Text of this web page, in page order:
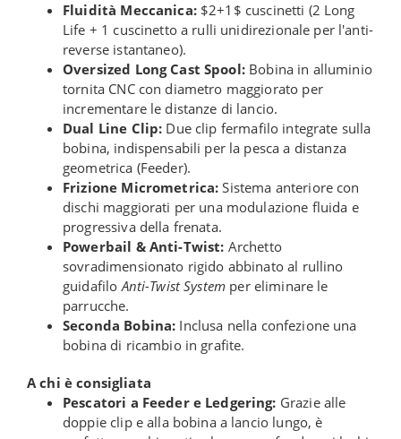
Fluidità Meccanica:$2+1$ cuscinetti (2 Long
Life + 1 cuscinetto a rulli unidirezionale per l'anti-
reverse istantaneo).
Oversized Long Cast Spool:Bobina in alluminio
tornita CNC con diametro maggiorato per
incrementare le distanze di lancio.
Dual Line Clip: Due clip fermafilo integrate sulla
bobina, indispensabili per la pesca a distanza
geometrica (Feeder).
Frizione Micrometrica: Sistema anteriore con
dischi maggiorati per una modulazione fluida e
progressiva della frenata.
Powerbail & Anti-Twist: Archetto
sovradimensionato rigido abbinato al rullino
guidafiloAnti-Twist System per eliminare le
parrucche.
Seconda Bobina: Inclusa nella confezione una
bobina di ricambio in grafite.
A chi è consigliata
Pescatori a Feeder e Ledgering: Grazie alle
doppie clip e alla bobina a lancio lungo, è